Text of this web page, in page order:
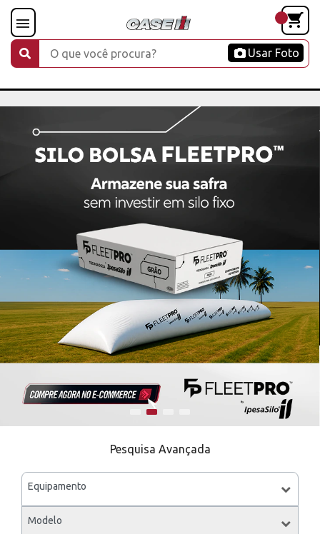
Usar Foto
Pesquisa Avançada
Equipamento
Modelo